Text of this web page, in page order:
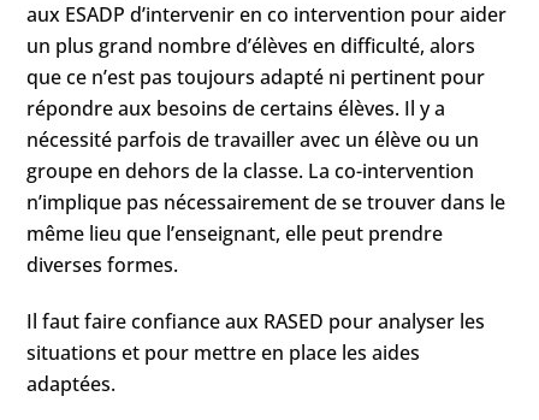
aux ESADP d’intervenir en co intervention pour aider
un plus grand nombre d’élèves en difficulté, alors
que ce n’est pas toujours adapté ni pertinent pour
répondre aux besoins de certains élèves. Il y a
nécessité parfois de travailler avec un élève ou un
groupe en dehors de la classe. La co-intervention
n’implique pas nécessairement de se trouver dans le
même lieu que l’enseignant, elle peut prendre
diverses formes.
Il faut faire confiance aux RASED pour analyser les
situations et pour mettre en place les aides
adaptées.